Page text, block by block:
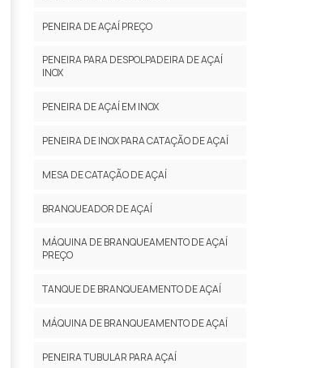
PENEIRA DE AÇAÍ PREÇO
PENEIRA PARA DESPOLPADEIRA DE AÇAÍ
INOX
PENEIRA DE AÇAÍ EM INOX
PENEIRA DE INOX PARA CATAÇÃO DE AÇAÍ
MESA DE CATAÇÃO DE AÇAÍ
BRANQUEADOR DE AÇAÍ
MÁQUINA DE BRANQUEAMENTO DE AÇAÍ
PREÇO
TANQUE DE BRANQUEAMENTO DE AÇAÍ
MÁQUINA DE BRANQUEAMENTO DE AÇAÍ
PENEIRA TUBULAR PARA AÇAÍ